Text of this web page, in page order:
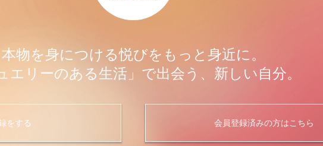
本物を身につける悦びをもっと身近に。
エリーのある生活」で出会う、新しい自分。
をする 会員登録済みの方はこちら